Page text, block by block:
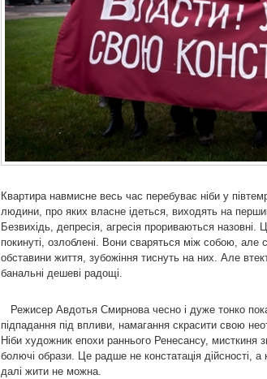
Квартира навмисне весь час перебуває ніби у
людини, про яких власне ідеться, виходять на
Безвихідь, депресія, агресія прориваються
покинуті, озлоблені. Вони сваряться між собою, але
обставини життя, зубожіння тиснуть на них. Але
банальні дешеві радощі.
Режисер Авдотья Смирнова чесно і дуже тонко
підпадання під впливи, намагання скрасити свою
Ніби художник епохи раннього Ренесансу, мисткиня
болючі образи. Це радше не констатація дійсності,
далі жити не можна.